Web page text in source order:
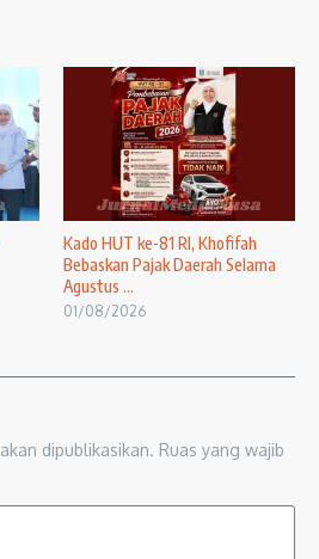
Kado HUT ke-81 RI, Khofifah
Bebaskan Pajak Daerah Selama
Agustus ...
01/08/2026
dipublikasikan. Ruas yang wajib